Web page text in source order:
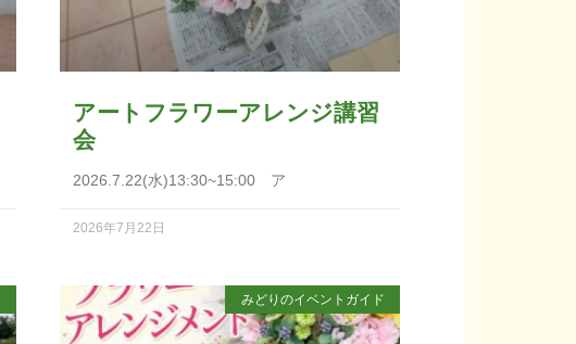
アートフラワーアレンジ講習
会
2026.7.22(水)13:30~15:00 ア
2026年7月22日
みどりのイベントガイド